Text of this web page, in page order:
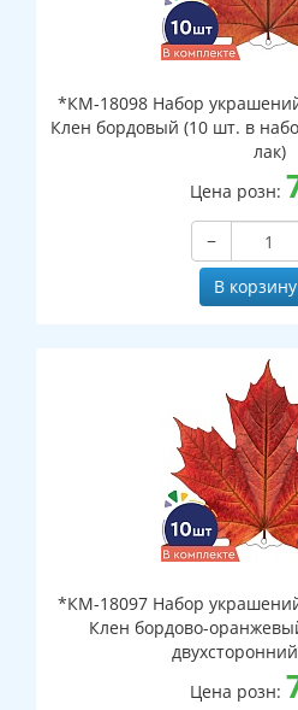
*КМ-18098 Набор
Клен бордовый (10 шт. в
лак)
Цена розн:
−
В корзину
*КМ-18097 Набор
Клен бордово-
Цена розн: